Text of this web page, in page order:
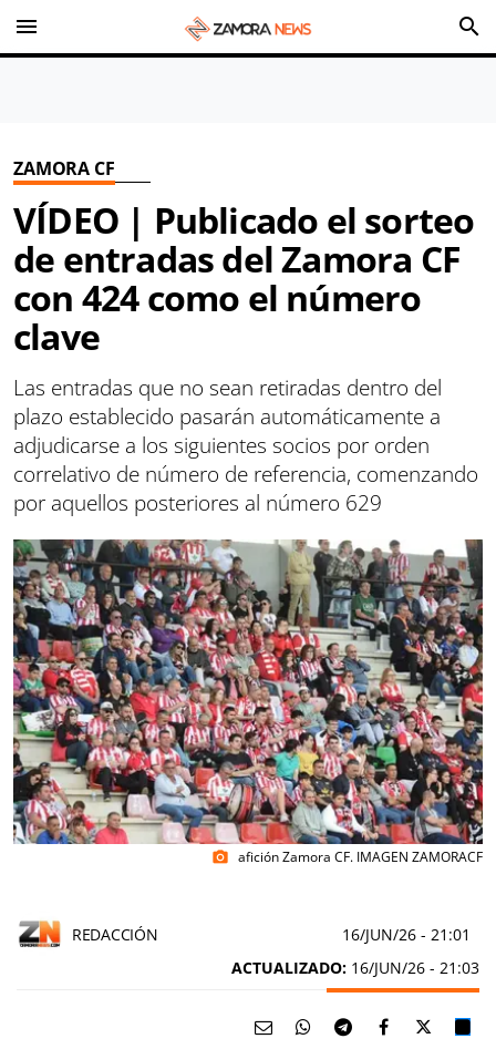
menu search
ZAMORA CF
VÍDEO | Publicado el sorteo
de entradas del Zamora CF
con 424 como el número
clave
Las entradas que no sean retiradas dentro del
plazo establecido pasarán automáticamente a
adjudicarse a los siguientes socios por orden
correlativo de número de referencia, comenzando
por aquellos posteriores al número 629
photo_camera afición Zamora CF. IMAGEN ZAMORACF
REDACCIÓN 16/JUN/26 - 21:01
ACTUALIZADO: 16/JUN/26 - 21:03